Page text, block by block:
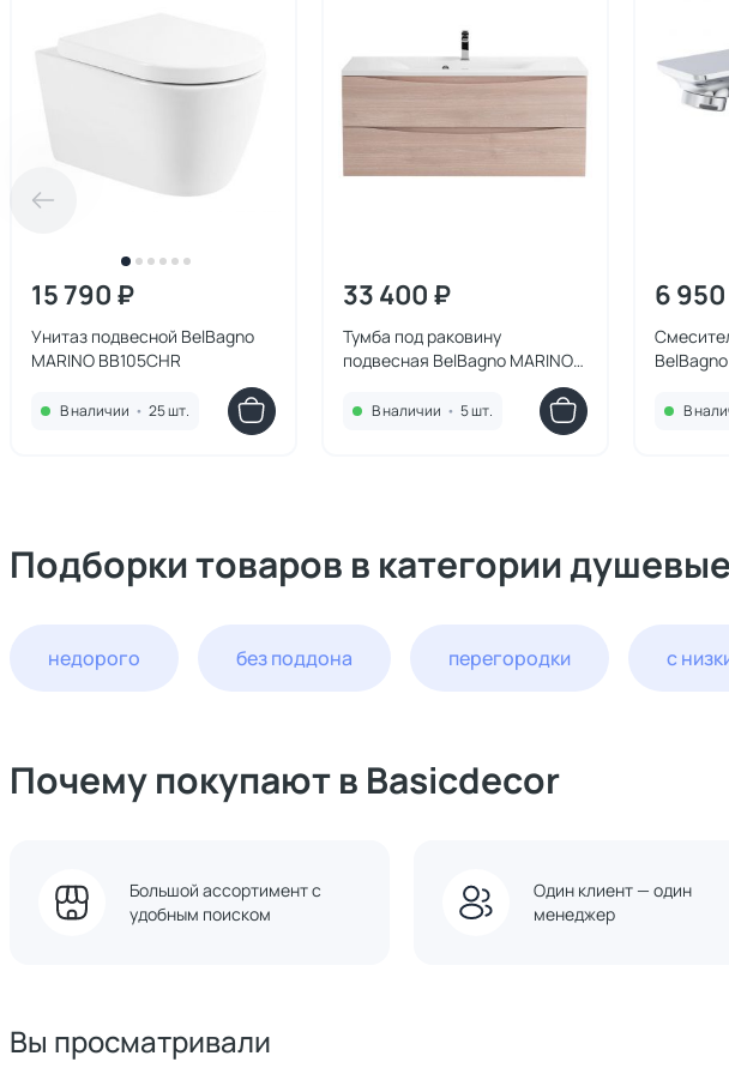
15 790 ₽
Унитаз подвесной BelBagno
MARINO BB105CHR
В наличии • 25 шт.
33 400 ₽
Тумба под раковину
подвесная BelBagno MARINO-
Grigio 120 см
В наличии • 5 шт.
6
BelBagno
В
Подборки товаров в категории
недорого без поддона перегородки с
Почему покупают в Basicdecor
Большой ассортимент с
удобным поиском
Один клиент — один
менеджер
Вы просматривали